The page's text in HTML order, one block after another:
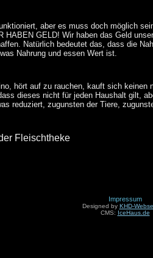
aber es muss doch möglich
HABEN GELD! Wir haben das Geld
Natürlich bedeutet das, dass die
Nahrung und essen Wert ist.
hört auf zu rauchen, kauft sich keinen
dieses nicht für jeden Haushalt gilt,
reduziert, zugunsten der Tiere,
Fleischtheke
Impressum
Designed by KHD-
CMS: IceHaus.de